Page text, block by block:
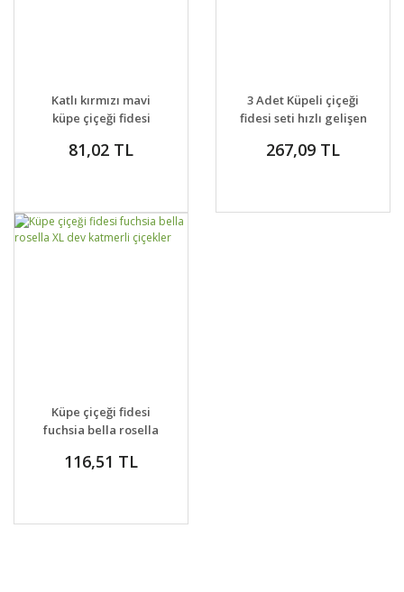
DETAYLAR
VER
Katlı kırmızı mavi
küpe çiçeği fidesi
blue
81,02 TL
DETAYLAR
VER
3 Adet Küpeli çiçeği
fidesi seti hızlı gelişen
267,09 TL
DETAYLAR
VER
Küpe çiçeği fidesi
fuchsia bella rosella
çiçekler
116,51 TL